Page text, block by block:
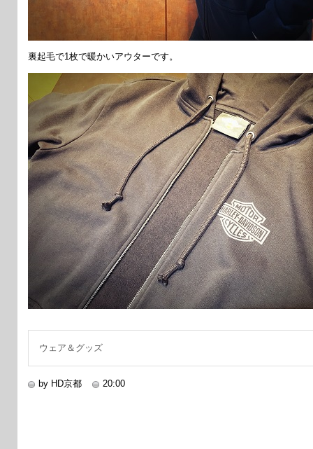
裏起毛で1枚で暖かいアウターです。
ウェア＆グッズ
by HD京都 20:00